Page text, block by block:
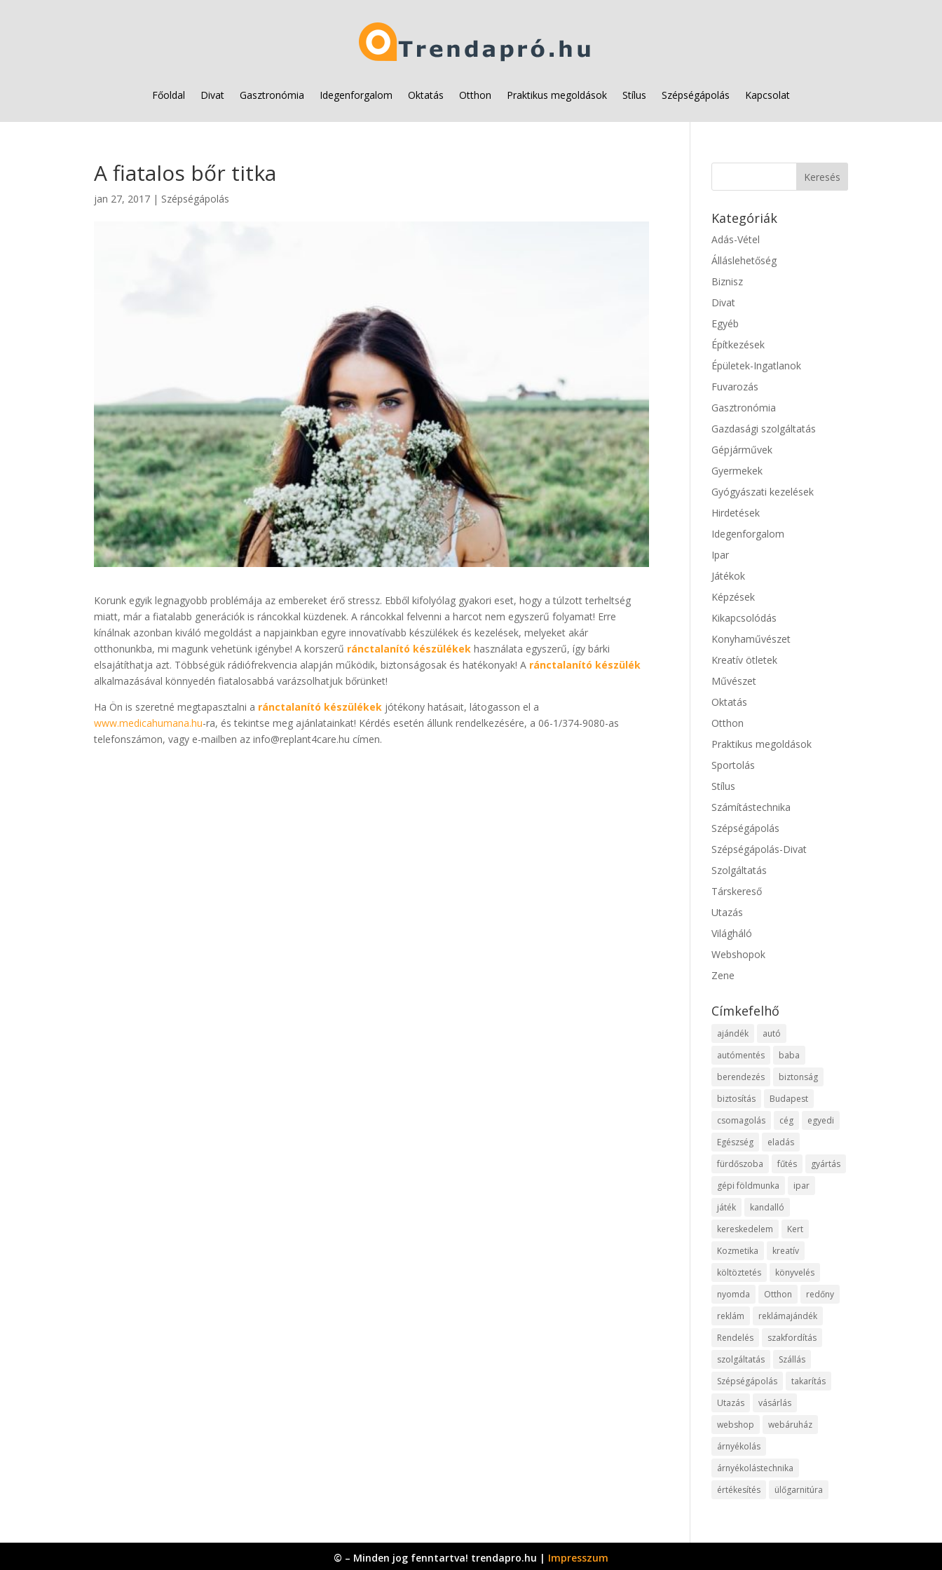
Főoldal Divat Gasztronómia Idegenforgalom Oktatás Otthon Praktikus megoldások Stílus Szépségápolás Kapcsolat
A fiatalos bőr titka
jan 27, 2017 | Szépségápolás
Korunk egyik legnagyobb problémája az embereket érő stressz. Ebből kifolyólag gyakori eset, hogy a túlzott terheltség
miatt, már a fiatalabb generációk is ráncokkal küzdenek. A ráncokkal felvenni a harcot nem egyszerű folyamat! Erre
kínálnak azonban kiváló megoldást a napjainkban egyre innovatívabb készülékek és kezelések, melyeket akár
otthonunkba, mi magunk vehetünk igénybe! A korszerű ránctalanító készülékek használata egyszerű, így bárki
elsajátíthatja azt. Többségük rádiófrekvencia alapján működik, biztonságosak és hatékonyak! A ránctalanító készülék
alkalmazásával könnyedén fiatalosabbá varázsolhatjuk bőrünket!
Ha Ön is szeretné megtapasztalni a ránctalanító készülékek jótékony hatásait, látogasson el a
www.medicahumana.hu-ra, és tekintse meg ajánlatainkat! Kérdés esetén állunk rendelkezésére, a 06-1/374-9080-as
telefonszámon, vagy e-mailben az info@replant4care.hu címen.
Kategóriák
Adás-Vétel
Álláslehetőség
Biznisz
Divat
Egyéb
Építkezések
Épületek-Ingatlanok
Fuvarozás
Gasztronómia
Gazdasági szolgáltatás
Gépjárművek
Gyermekek
Gyógyászati kezelések
Hirdetések
Idegenforgalom
Ipar
Játékok
Képzések
Kikapcsolódás
Konyhaművészet
Kreatív ötletek
Művészet
Oktatás
Otthon
Praktikus megoldások
Sportolás
Stílus
Számítástechnika
Szépségápolás
Szépségápolás-Divat
Szolgáltatás
Társkereső
Utazás
Világháló
Webshopok
Zene
Címkefelhő
ajándék
autó
autómentés
baba
berendezés
biztonság
biztosítás
Budapest
csomagolás
cég
egyedi
Egészség
eladás
fürdőszoba
fűtés
gyártás
gépi földmunka
ipar
játék
kandalló
kereskedelem
Kert
Kozmetika
kreatív
költöztetés
könyvelés
nyomda
Otthon
redőny
reklám
reklámajándék
Rendelés
szakfordítás
szolgáltatás
Szállás
Szépségápolás
takarítás
Utazás
vásárlás
webshop
webáruház
árnyékolás
árnyékolástechnika
értékesítés
ülőgarnitúra
© – Minden jog fenntartva! trendapro.hu | Impresszum